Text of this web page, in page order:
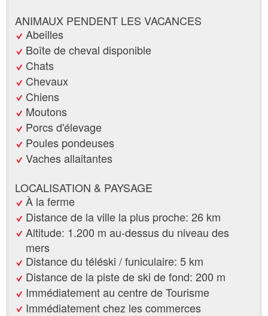
ANIMAUX PENDENT LES VACANCES
Abeilles
Boîte de cheval disponible
Chats
Chevaux
Chiens
Moutons
Porcs d'élevage
Poules pondeuses
Vaches allaitantes
LOCALISATION & PAYSAGE
À la ferme
Distance de la ville la plus proche: 26 km
Altitude: 1.200 m au-dessus du niveau des
mers
Distance du téléski / funiculaire: 5 km
Distance de la piste de ski de fond: 200 m
Immédiatement au centre de Tourisme
Immédiatement chez les commerces